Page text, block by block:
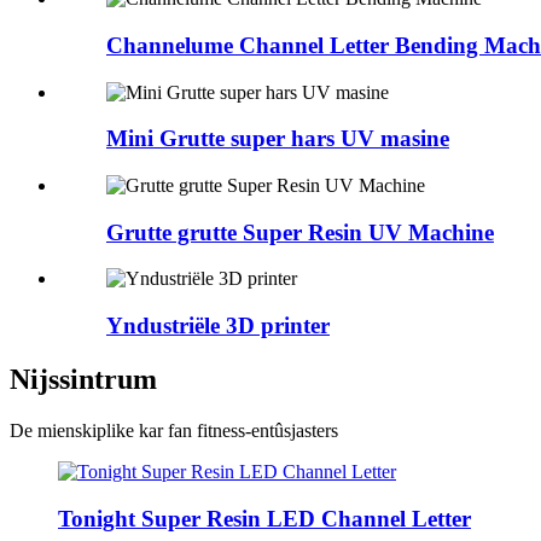
Channelume Channel Letter Bending
Mini Grutte super hars UV masine
Grutte grutte Super Resin UV Machine
Yndustriële 3D printer
Nijssintrum
De mienskiplike kar fan fitness-entûsjasters
Tonight Super Resin LED Channel Letter